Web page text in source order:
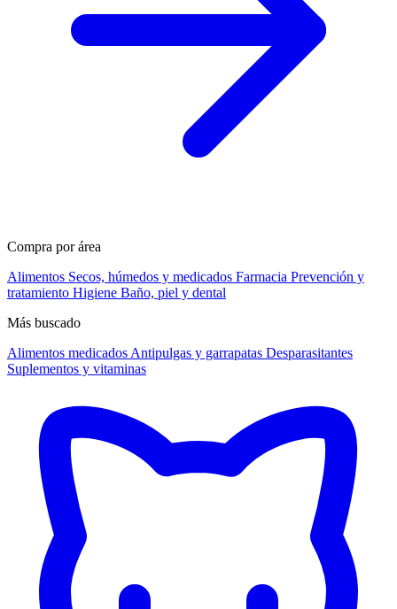
Compra por área
Alimentos Secos, húmedos y medicados Farmacia Prevención y
tratamiento Higiene Baño, piel y dental
Más buscado
Alimentos medicados Antipulgas y garrapatas Desparasitantes
Suplementos y vitaminas